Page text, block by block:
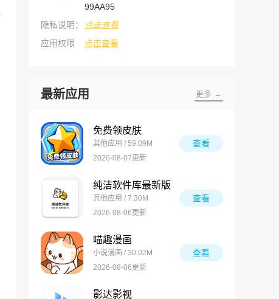
99AA95
隐私说明：
点击查看
应用权限
点击查看
最新应用 更多 →
免费领皮肤
其他应用 / 59.09M
2026-08-07更新
查看
纯洁软件库最新版
其他应用 / 7.30M
2026-08-06更新
查看
喵趣漫画
小说漫画 / 30.02M
2026-08-06更新
查看
影达影视